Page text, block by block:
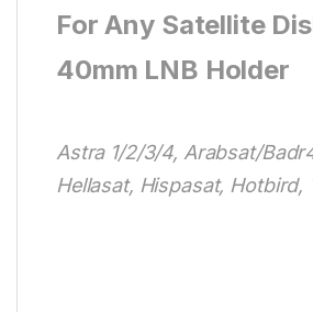
For Any Satellite
40mm LNB Holder
Astra 1/2/3/4, Arabsat/
Hellasat, Hispasat, Hotbird,